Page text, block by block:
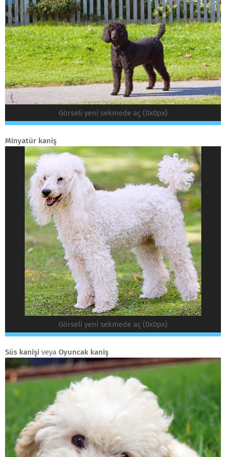
Görseli yeni sekmede aç (0x0px)
Minyatür kaniş
Görseli yeni sekmede aç (0x0px)
Süs kanişi veya Oyuncak kaniş